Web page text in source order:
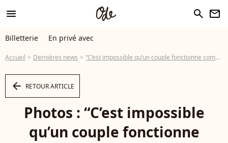
menu search newsletter
Billetterie En privé avec
Accueil Dernières news “C’est impossible qu’un couple fonctionne comme ça” : Les expertes de Mariés au premier regard dévoilent ce qu’il ne faut surtout pas faire en couple
arrow_left RETOUR ARTICLE
Photos : “C’est impossible
qu’un couple fonctionne